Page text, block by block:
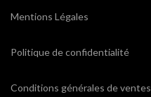
Mentions Légales
Politique de confidentialité
Conditions générales de ventes